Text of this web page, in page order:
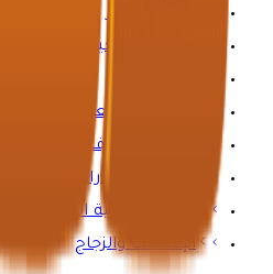
النفط والغاز
الرعاية الصحية
التعدين والمعادن
المياه والصرف الصحي
صناعة السيارات
المباني والبنية التحتية
الإسمنت والزجاج